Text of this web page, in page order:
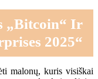
„Bitcoin“ Ir
2025“
malonų, kuris visiškai